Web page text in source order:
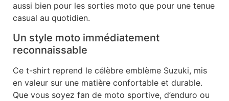
aussi bien pour les sorties moto que pour une tenue
casual au quotidien.
Un style moto immédiatement
reconnaissable
Ce t-shirt reprend le célèbre emblème Suzuki, mis
en valeur sur une matière confortable et durable.
Que vous soyez fan de moto sportive, d’enduro ou